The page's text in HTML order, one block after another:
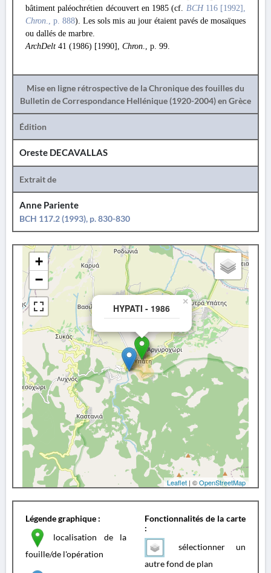
bâtiment paléochrétien découvert en 1985 (cf. BCH 116 [1992],
Chron., p. 888). Les sols mis au jour étaient pavés de mosaïques
ou dallés de marbre.
ArchDelt 41 (1986) [1990], Chron., p. 99.
Mise en ligne rétrospective de la Chronique des fouilles du
Bulletin de Correspondance Hellénique (1920-2004) en Grèce
Édition
Oreste DECAVALLAS
Extrait de
Anne Pariente
BCH 117.2 (1993), p. 830-830
HYPATI - 1986
×
+
−
Leaflet | ©OpenStreetMap
Légende graphique :
localisation de la
fouille/de l'opération
Fonctionnalités de la carte
:
sélectionner un
autre fond de plan